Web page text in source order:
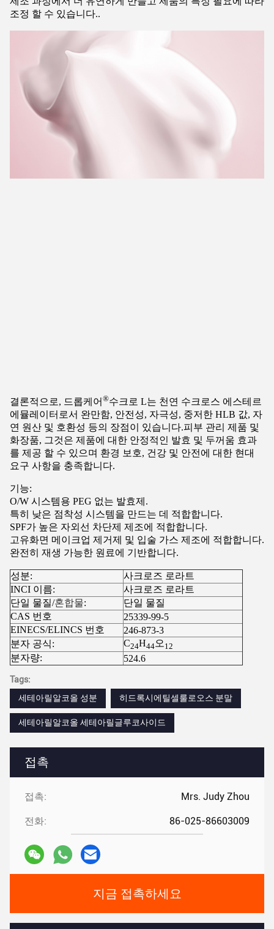
접촉
접촉: Mrs. Judy Zhou
전화: 86-025-86603009
지금 접촉하세요
조정 할 수 있습니다..
결론적으로, 드롭케어 ®수크로 L는 천연 수크로스 에스테르
에뮬레이터로서 완만함, 안전성, 자극성, 중저한 HLB 값, 자
연 원산 및 호환성 등의 장점이 있습니다.피부 관리 제품 및
화장품, 그것은 제품에 대한 안정적인 발효 및 두꺼움 효과
를 제공 할 수 있으며 환경 보호, 건강 및 안전에 대한 현대
요구 사항을 충족합니다.
기능:
O/W 시스템용 PEG 없는 발효제.
특히 낮은 점착성 시스템을 만드는 데 적합합니다.
SPF가 높은 자외선 차단제 제조에 적합합니다.
고유화면 메이크업 제거제 및 입술 가스 제조에 적합합니다.
완전히 재생 가능한 원료에 기반합니다.
성분:
사크로즈 로라트
INCI 이름:
사크로즈 로라트
단일 물질/혼합물:
단일 물질
CAS 번호
25339-99-5
EINECS/ELINCS 번호
246-873-3
분자 공식:
C24H44오 12
분자량: 524.6
Tags:
세테아릴알코올 성분
히드록시에틸셀룰로오스 분말
세테아릴알코올 세테아릴글루코사이드